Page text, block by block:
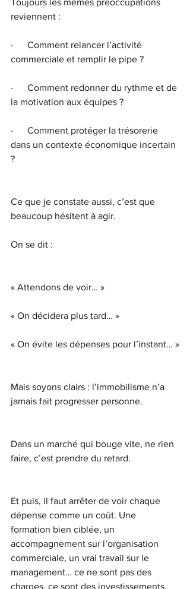
Toujours les mêmes préoccupations
reviennent :
·      Comment relancer l’activité
commerciale et remplir le pipe ?
·      Comment redonner du rythme et de
la motivation aux équipes ?
·      Comment protéger la trésorerie
dans un contexte économique incertain
?
Ce que je constate aussi, c’est que
beaucoup hésitent à agir.
On se dit :
« Attendons de voir… »
« On décidera plus tard… »
« On évite les dépenses pour l’instant… »
Mais soyons clairs : l’immobilisme n’a
jamais fait progresser personne.
Dans un marché qui bouge vite, ne rien
faire, c’est prendre du retard.
Et puis, il faut arrêter de voir chaque
dépense comme un coût. Une
formation bien ciblée, un
accompagnement sur l’organisation
commerciale, un vrai travail sur le
management… ce ne sont pas des
charges, ce sont des investissements.